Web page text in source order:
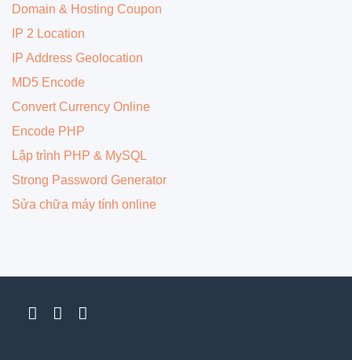
Domain & Hosting Coupon
IP 2 Location
IP Address Geolocation
MD5 Encode
Convert Currency Online
Encode PHP
Lập trình PHP & MySQL
Strong Password Generator
Sửa chữa máy tính online